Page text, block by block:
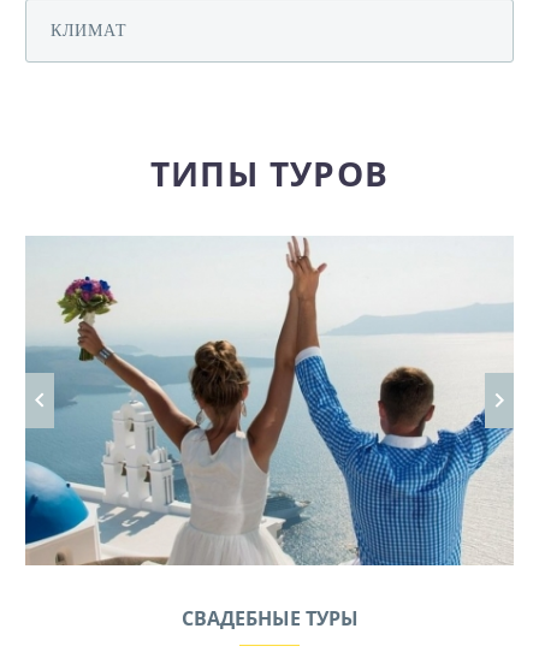
КЛИМАТ
ТИПЫ ТУРОВ
СВАДЕБНЫЕ ТУРЫ